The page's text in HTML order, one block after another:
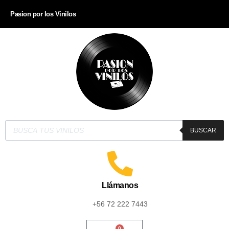
Pasion por los Vinilos
BUSCAR
Llámanos
+56 72 222 7443